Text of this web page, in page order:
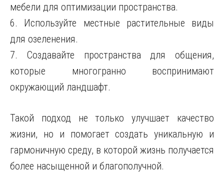
мебели для оптимизации пространства.
6. Используйте местные растительные виды
для озеленения.
7. Создавайте пространства для общения,
которые многогранно воспринимают
окружающий ландшафт.
Такой подход не только улучшает качество
жизни, но и помогает создать уникальную и
гармоничную среду, в которой жизнь получается
более насыщенной и благополучной.